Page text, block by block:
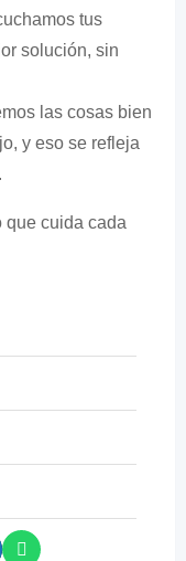
tus
solución, sin
las cosas bien
y eso se refleja
que cuida cada